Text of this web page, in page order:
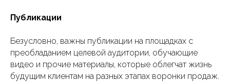
Публикации
Безусловно, важны публикации на площадках с
преобладанием целевой аудитории, обучающие
видео и прочие материалы, которые облегчат жизнь
будущим клиентам на разных этапах воронки продаж.